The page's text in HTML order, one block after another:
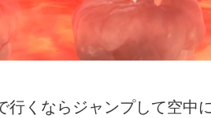
行くならジャンプして空中